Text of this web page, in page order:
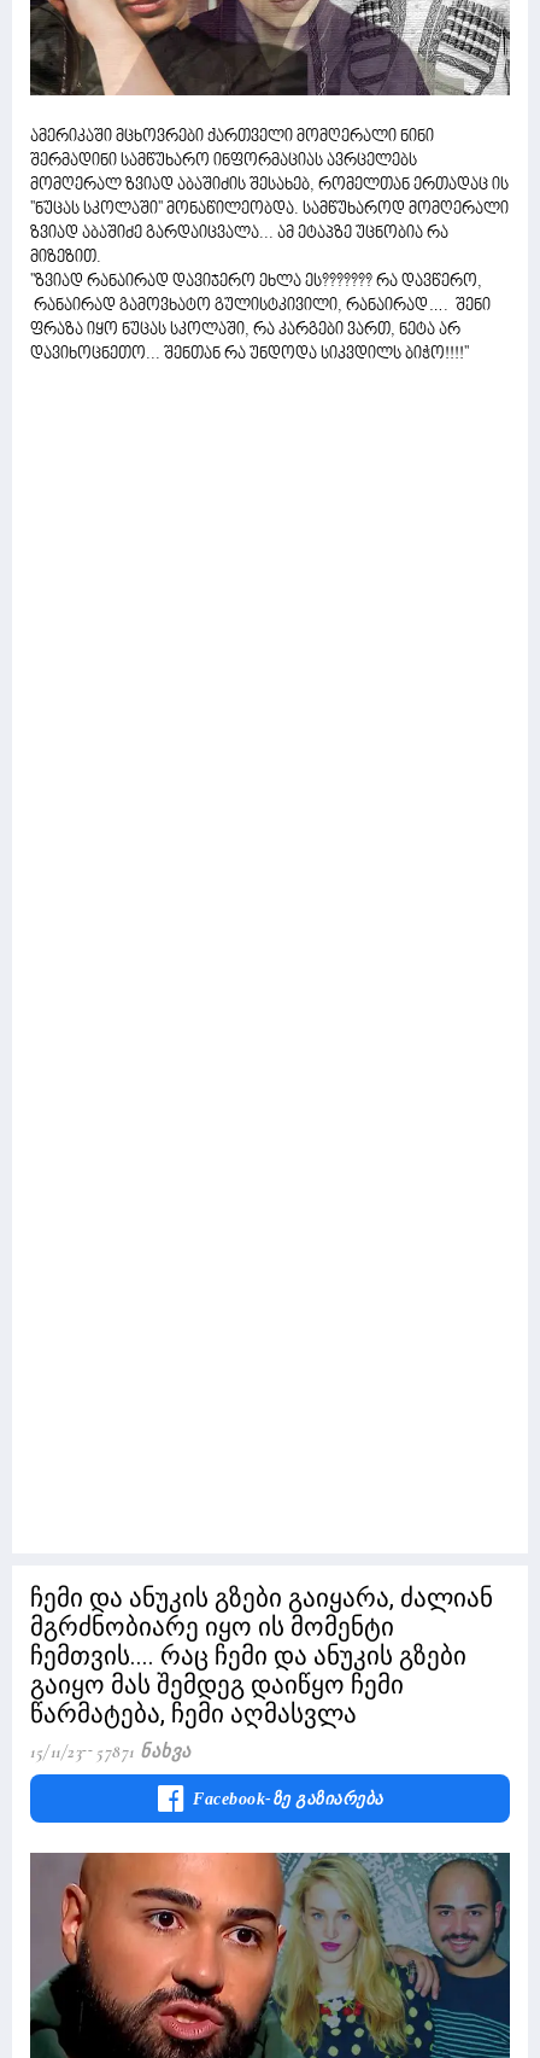
ამერიკაში მცხოვრები ქართველი მომღერალი ნინი
შერმადინი სამწუხარო ინფორმაციას ავრცელებს
მომღერალ ზვიად აბაშიძის შესახებ, რომელთან ერთადაც ის
''ნუცას სკოლაში'' მონაწილეობდა. სამწუხაროდ მომღერალი
ზვიად აბაშიძე გარდაიცვალა... ამ ეტაპზე უცნობია რა
მიზეზით.
''ზვიად რანაირად დავიჯერო ეხლა ეს??????? რა დავწერო,
რანაირად გამოვხატო გულისტკივილი, რანაირად…. შენი
ფრაზა იყო ნუცას სკოლაში, რა კარგები ვართ, ნეტა არ
დავიხოცნეთო... შენთან რა უნდოდა სიკვდილს ბიჭო!!!!''
ჩემი და ანუკის გზები გაიყარა, ძალიან
მგრძნობიარე იყო ის მომენტი
ჩემთვის.... რაც ჩემი და ანუკის გზები
გაიყო მას შემდეგ დაიწყო ჩემი
წარმატება, ჩემი აღმასვლა
15/11/23 57871 Ნახვა
Facebook-Ზე Გაზიარება